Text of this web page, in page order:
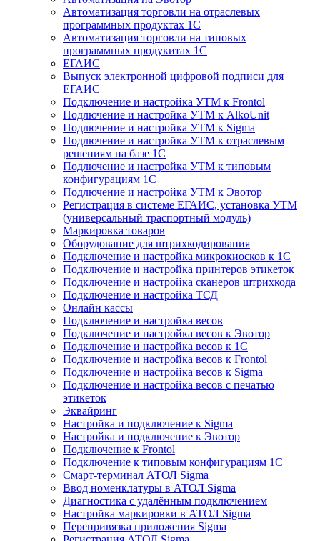
Автоматизация торговли на отраслевых
программных продуктах 1С
Автоматизация торговли на типовых
программных продукитах 1С
ЕГАИС
Выпуск электронной цифровой подписи для
ЕГАИС
Подключение и настройка УТМ к Frontol
Подлючение и настройка УТМ к AlkoUnit
Подлючение и настройка УТМ к Sigma
Подлючение и настройка УТМ к отраслевым
решениям на базе 1С
Подлючение и настройка УТМ к типовым
конфигурациям 1С
Подлючение и настройка УТМ к Эвотор
Регистрация в системе ЕГАИС, установка УТМ
(универсальный траспортный модуль)
Маркировка товаров
Оборудование для штрихкодирования
Подключение и настройка микрокиосков к 1С
Подключение и настройка принтеров этикеток
Подключение и настройка сканеров штрихкода
Подключение и настройка ТСД
Онлайн кассы
Подключение и настройка весов
Подключение и настройка весов к Эвотор
Подключение и настройка весов к 1С
Подключение и настройка весов к Frontol
Подключение и настройка весов к Sigma
Подключение и настройка весов с печатью
этикеток
Эквайринг
Настройка и подключение к Sigma
Настройка и подключение к Эвотор
Подключение к Frontol
Подключение к типовым конфигурациям 1С
Смарт-терминал АТОЛ Sigma
Ввод номенклатуры в АТОЛ Sigma
Диагностика с удалённым подключением
Настройка маркировки в АТОЛ Sigma
Перепривязка приложения Sigma